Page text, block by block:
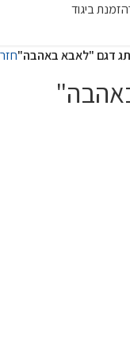
הזמנת ביגוד
דגם "לאבא באהבה"